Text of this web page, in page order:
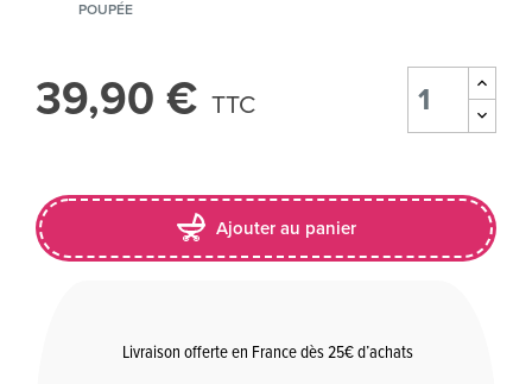
POUPÉE
39,90 € TTC
Ajouter au panier
Livraison offerte en France dès 25€ d’achats